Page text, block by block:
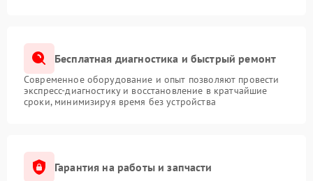
Бесплатная диагностика и быстрый ремонт
Современное оборудование и опыт позволяют провести
экспресс-диагностику и восстановление в кратчайшие
сроки, минимизируя время без устройства
Гарантия на работы и запчасти